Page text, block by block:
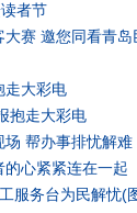
者节
赛 邀您同看青岛
走大彩电
抱走大彩电
帮办事排忧解难
心紧紧连在一起
服务台为民解忧(